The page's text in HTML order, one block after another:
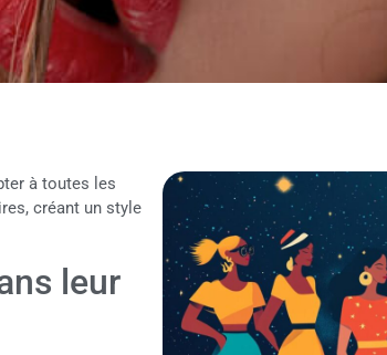
à toutes les
créant un style
leur